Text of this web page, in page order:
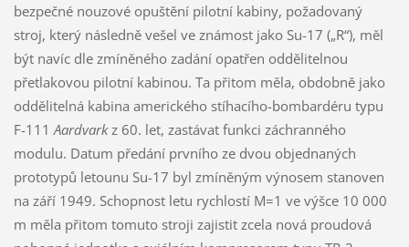
bezpečné nouzové opuštění pilotní kabiny, požadovaný
stroj, který následně vešel ve známost jako Su-17 („R“), měl
být navíc dle zmíněného zadání opatřen oddělitelnou
přetlakovou pilotní kabinou. Ta přitom měla, obdobně jako
oddělitelná kabina amerického stíhacího-bombardéru typu
F-111 Aardvarkz 60. let, zastávat funkci záchranného
modulu. Datum předání prvního ze dvou objednaných
prototypů letounu Su-17 byl zmíněným výnosem stanoven
na září 1949. Schopnost letu rychlostí M=1 ve výšce 10 000
m měla přitom tomuto stroji zajistit zcela nová proudová